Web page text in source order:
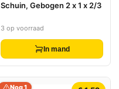
Schuin, Gebogen 2 x 1 x 2/3
3 op voorraad
In mand
Nog 1